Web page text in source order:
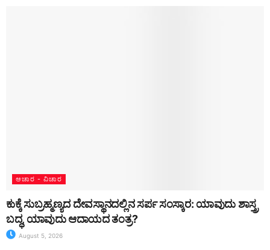
ಆಚಾರ - ವಿಚಾರ
ಕುಕ್ಕೆ ಸುಬ್ರಹ್ಮಣ್ಯದ ದೇವಸ್ಥಾನದಲ್ಲಿನ ಸರ್ಪ ಸಂಸ್ಕಾರ: ಯಾವುದು ಶಾಸ್ತ್ರ
ಬದ್ಧ, ಯಾವುದು ಆದಾಯದ ತಂತ್ರ?
August 5, 2026